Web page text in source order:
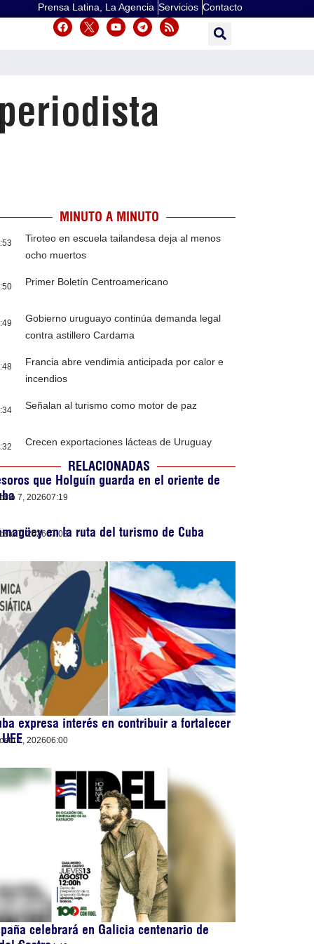
Prensa Latina, La Agencia Servicios Contacto
MINUTO A MINUTO
Tiroteo en escuela tailandesa deja al menos
ocho muertos
Primer Boletín Centroamericano
Gobierno uruguayo continúa demanda legal
contra astillero Cardama
Francia abre vendimia anticipada por calor e
incendios
Señalan al turismo como motor de paz
Crecen exportaciones lácteas de Uruguay
RELACIONADAS
que Holguín guarda en el oriente de
7, 202607:19
en la ruta del turismo de Cuba
7, 202607:03
expresa interés en contribuir a fortalecer
7, 202606:00
celebrará en Galicia centenario de